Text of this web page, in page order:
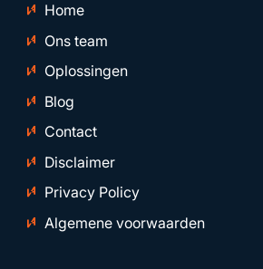
Home
Ons team
Oplossingen
Blog
Contact
Disclaimer
Privacy Policy
Algemene voorwaarden